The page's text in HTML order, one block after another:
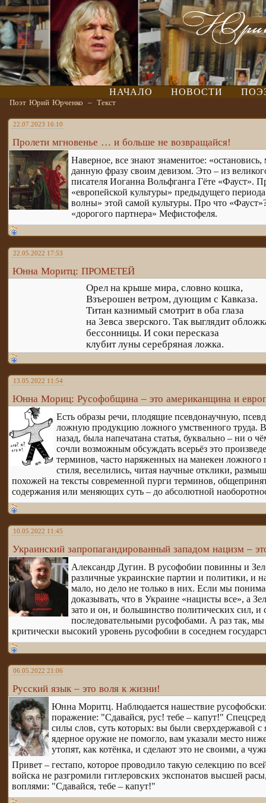
НАЧАЛО НОВОСТИ
Поэт Юрий Юрченко – Текст
22.07.2023 16:10
Пролети мгновенье … и больше не возвращайся!
Наверное, все знают знаменитое:
данную фразу своим девизом. Это – из
писателя Иоганна Вольфганга Гёте «Фауст».
«европейской культуры» предыдущего
волны» этой самой культуры. Про что
«дорогого партнера» Мефистофеля.
22.05.2022 17:53
Юнна Моритц: ПРОМЕТЕЙ
Орел на крыше мира, словно кошка,
Взъерошен ветром, дующим с Кавказа.
Титан казнимый смотрит в оба глаза
на Зевса зверского. Так выглядит
бессонницы. И соки пересказа
клубит луны серебряная ложка.
13.05.2022 11:54
Юнна Мориц: Русофобщина – это американщина и
Есть образы речи, плодящие псевдонаучную,
ложную продукцию ложного умственного труда.
назад, была напечатана статья, буквально – ни о
сочли возможным обсуждать всерьёз это
терминов, часто наряженных на манекен
стиля, веселились, читая научные отклики,
похожей на тексты современной пурги терминов,
содержания или меняющих суть – до абсолютной
10.05.2022 11:45
Украинский запропагандированный западом нацизм –
Александр Дугин. В русофобии повинны и
различные украинские партии и политики, и
мало, но дело не только в них. Если мы
доказывать, что в Украине «нацисты все», а
зато и он, и большинство политических сил,
последовательными русофобами. А раз так,
критически высокий уровень русофобии в соседнем
06.05.2022 21:06
Русский язык – это воля к жизни!
Юнна Моритц. Наблюдается нашествие
поражение: "Сдавайся, рус! тебе – капут!"
силы слов, суть которых: вы были сверхдержавой с
ядерное оружие не помогло, вам указали место
утопят, как котёнка, и сделают это не своими, а
Привет – гестапо, которое проводило такую селекцию по
войска не разгромили гитлеровских экспонатов высшей
воплями: "Сдавайся, тебе – капут!"